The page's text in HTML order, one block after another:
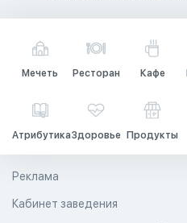
Мечеть Ресторан Кафе
АтрибутикаЗдоровье Продукты
Реклама
Кабинет заведения